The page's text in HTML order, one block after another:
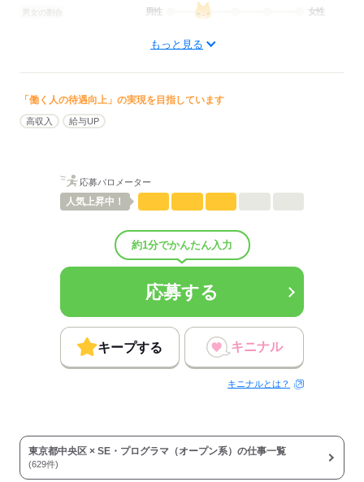
男性 女性
ひとりで
職場の様子 しずか
男女比 （男6：女4）
事業内容ソフトウェア会社でのお仕事です。
従業員数300～999人
応募する
もっと見る
「働く人の待遇向上」の実現を目指しています
高収入 給与UP
応募バロメーター
人気上昇中！
約1分でかんたん入力
応募する
キープする キニナル
キニナルとは？
東京都中央区 × SE・プログラマ（オープン系）の仕事一覧
(629件)